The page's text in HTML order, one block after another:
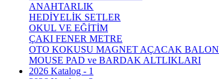
ANAHTARLIK
HEDİYELİK SETLER
OKUL VE EĞİTİM
ÇAKI FENER METRE
OTO KOKUSU MAGNET AÇACAK BALON
MOUSE PAD ve BARDAK ALTLIKLARI
2026 Katalog - 1